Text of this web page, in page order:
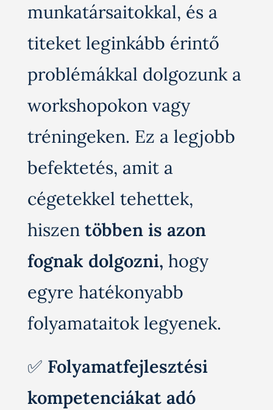
munkatársaitokkal, és a
titeket leginkább érintő
problémákkal dolgozunk a
workshopokon vagy
tréningeken. Ez a legjobb
befektetés, amit a
cégetekkel tehettek,
hiszen többen is azon
fognak dolgozni, hogy
egyre hatékonyabb
folyamataitok legyenek.
✅ Folyamatfejlesztési
kompetenciákat adó